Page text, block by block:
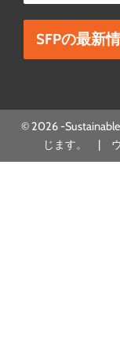
© 2026 -
じます。 | ウ